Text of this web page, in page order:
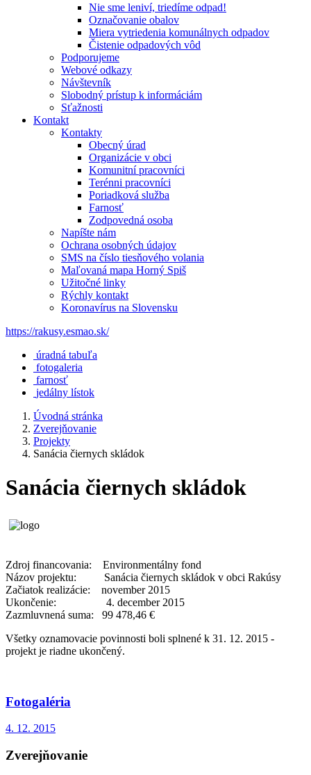
Nie sme leniví, triedíme odpad!
Označovanie obalov
Miera vytriedenia komunálnych odpadov
Čistenie odpadových vôd
Podporujeme
Webové odkazy
Návštevník
Slobodný prístup k informáciám
Sťažnosti
Kontakt
Kontakty
Obecný úrad
Organizácie v obci
Komunitní pracovníci
Terénni pracovníci
Poriadková služba
Farnosť
Zodpovedná osoba
Napíšte nám
Ochrana osobných údajov
SMS na číslo tiesňového volania
Maľovaná mapa Horný Spiš
Užitočné linky
Rýchly kontakt
Koronavírus na Slovensku
https://rakusy.esmao.sk/
úradná tabuľa
fotogaleria
farnosť
jedálny lístok
Úvodná stránka
Zverejňovanie
Projekty
Sanácia čiernych skládok
Sanácia čiernych skládok
Zdroj financovania: Environmentálny fond
Názov projektu: Sanácia čiernych skládok v obci Rakúsy
Začiatok realizácie: november 2015
Ukončenie: 4. december 2015
Zazmluvnená suma: 99 478,46 €
Všetky oznamovacie povinnosti boli splnené k 31. 12. 2015 -
projekt je riadne ukončený.
Fotogaléria
4. 12. 2015
Zverejňovanie